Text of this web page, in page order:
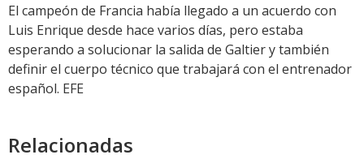
El campeón de Francia había llegado a un acuerdo con
Luis Enrique desde hace varios días, pero estaba
esperando a solucionar la salida de Galtier y también
definir el cuerpo técnico que trabajará con el entrenador
español. EFE
Relacionadas